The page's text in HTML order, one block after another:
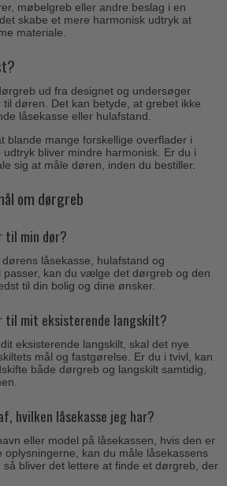
møbelgreb eller andre beslag i en
skabe et mere harmonisk udtryk at
materiale.
ud fra designet og undersøger
døren. Det kan betyde, at grebet ikke
låsekasse eller hulafstand.
blande mange forskellige overflader i
bliver mindre harmonisk. Er du i
sig at måle døren, inden du bestiller.
om dørgreb
til min dør?
låsekasse, hulafstand og
kan du vælge det dørgreb og den
til din bolig og dine ønsker.
til mit eksisterende langskilt?
eksisterende langskilt, skal det nye
mål og fastgørelse. Er du i tvivl, kan
både dørgreb og langskilt samtidig,
hvilken låsekasse jeg har?
eller model på låsekassen, hvis den er
oplysningerne, kan du måle låsekassens
så bliver det lettere at finde et dørgreb, der